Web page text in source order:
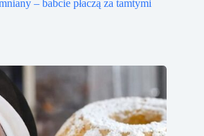
– babcie płaczą za tamtymi